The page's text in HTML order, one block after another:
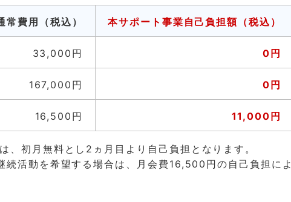
常費用（税込） 本サポート事業自己負担額（税込）
33,000円 0円
167,000円 0円
16,500円 11,000円
、初月無料とし2ヵ月目より自己負担となります。
活動を希望する場合は、月会費16,500円の自己負担によ